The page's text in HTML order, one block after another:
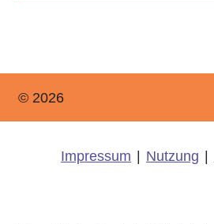
© 2026
Impressum Nutzung